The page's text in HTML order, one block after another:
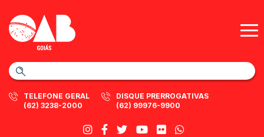
TELEFONE GERAL
(62) 3238-2000
DISQUE PRERROGATIVAS
(62) 99976-9900